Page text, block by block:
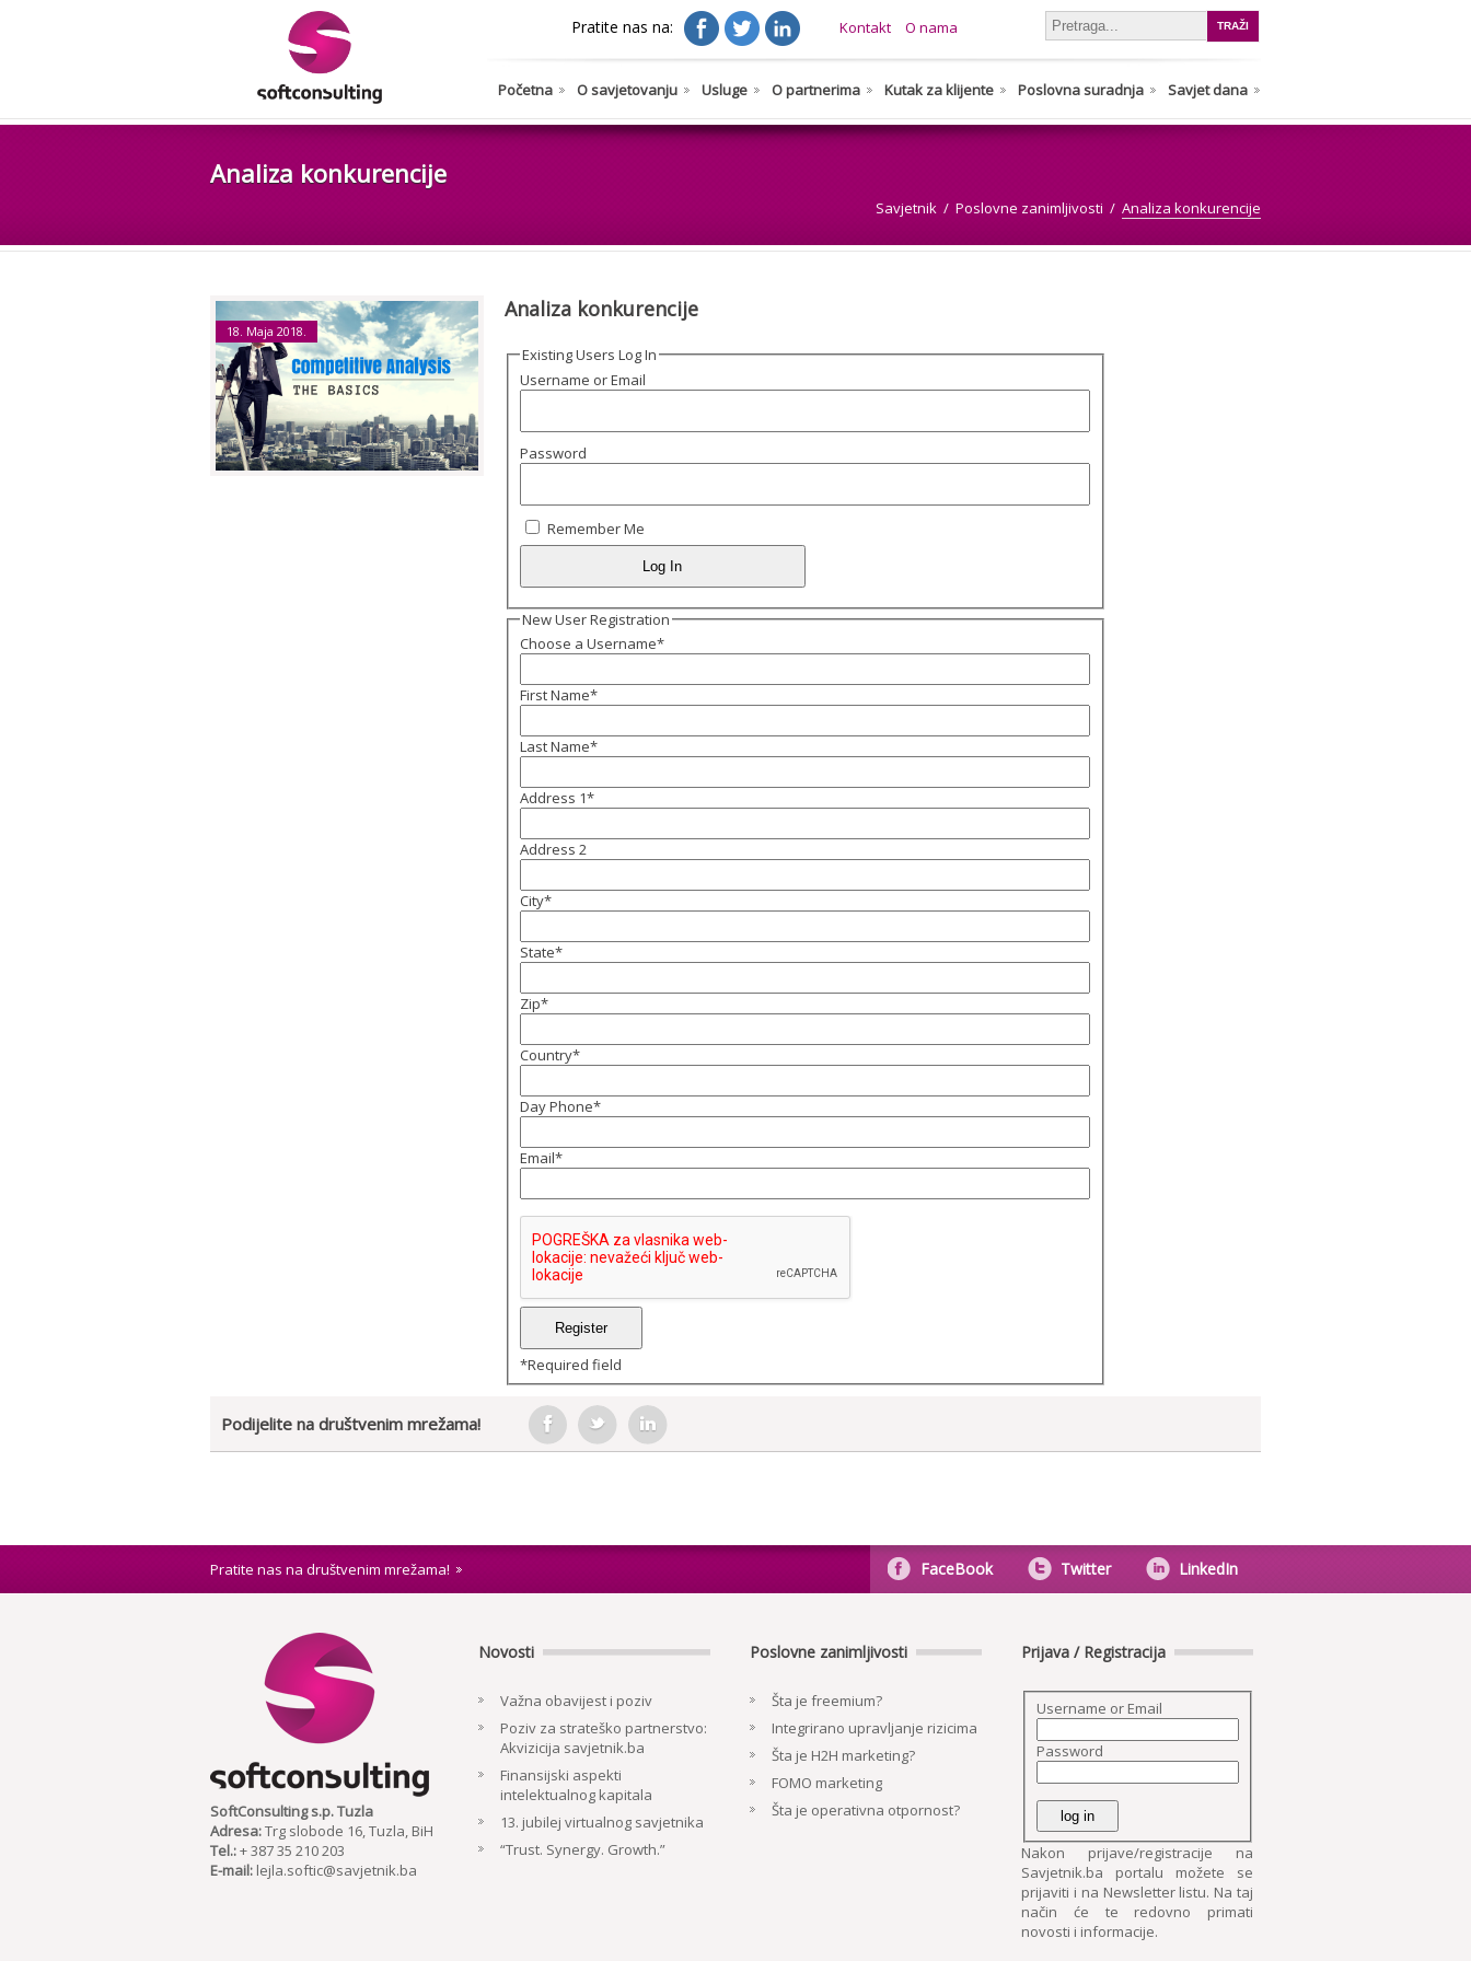
Pratite nas na: Kontakt O nama
Početna O savjetovanju Usluge O partnerima Kutak za klijente Poslovna suradnja Savjet dana
Analiza konkurencije
Savjetnik Poslovne zanimljivosti Analiza konkurencije
18. Maja 2018.
Analiza konkurencije
Existing Users Log In
Username or Email
Password
Remember Me
New User Registration
Choose a Username*
First Name*
Last Name*
Address 1*
Address 2
City*
State*
Zip*
Country*
Day Phone*
Email*
*Required field
Podijelite na društvenim mrežama!
Pratite nas na društvenim mrežama! FaceBook Twitter LinkedIn
SoftConsulting s.p. Tuzla
Adresa:Trg slobode 16, Tuzla, BiH
Tel.:+ 387 35 210 203
E-mail: lejla.softic@savjetnik.ba
Novosti
Važna obavijest i poziv
Poziv za strateško partnerstvo:
Akvizicija savjetnik.ba
Finansijski aspekti
intelektualnog kapitala
13. jubilej virtualnog savjetnika
“Trust. Synergy. Growth.”
Poslovne zanimljivosti
Šta je freemium?
Integrirano upravljanje rizicima
Šta je H2H marketing?
FOMO marketing
Šta je operativna otpornost?
Prijava / Registracija
Username or Email
Password
Nakon prijave/registracije na
Savjetnik.ba portalu možete se
prijaviti i na Newsletter listu. Na taj
način će te redovno primati
novosti i informacije.